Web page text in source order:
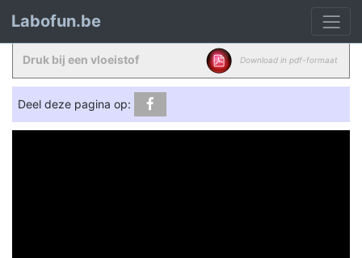
Labofun.be
Druk bij een vloeistof Download in pdf-formaat
Deel deze pagina op: